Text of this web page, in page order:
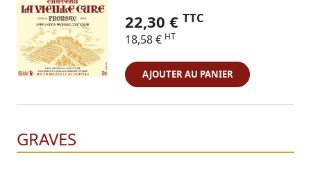
22,30 € TTC
18,58 € HT
AJOUTER AU PANIER
GRAVES